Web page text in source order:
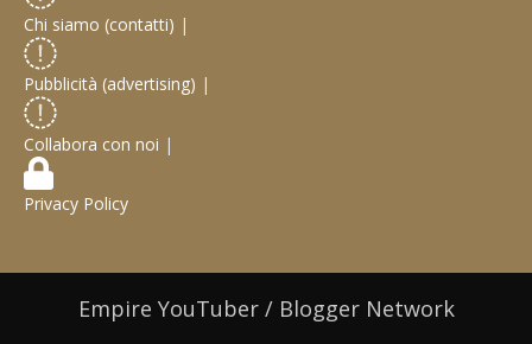
Chi siamo (contatti) |
Pubblicità (advertising) |
Collabora con noi |
Privacy Policy
Empire YouTuber / Blogger Network